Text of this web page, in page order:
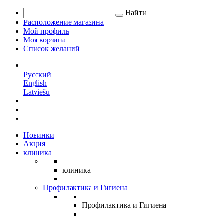
Найти
Расположение магазина
Мой профиль
Моя корзина
Список желаний
Русский
English
Latviešu
Новинки
Акция
клиника
клиника
Профилактика и Гигиена
Профилактика и Гигиена